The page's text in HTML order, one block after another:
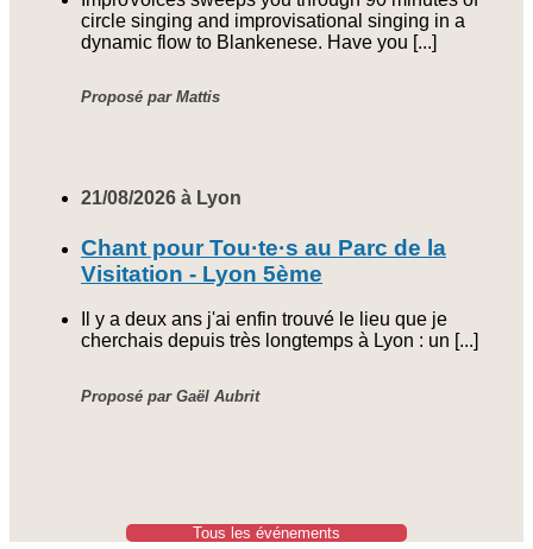
circle singing and improvisational singing in a
dynamic flow to Blankenese. Have you [...]
Proposé par Mattis
21/08/2026 à Lyon
Chant pour Tou·te·s au Parc de la
Visitation - Lyon 5ème
Il y a deux ans j'ai enfin trouvé le lieu que je
cherchais depuis très longtemps à Lyon : un [...]
Proposé par Gaël Aubrit
Tous les événements